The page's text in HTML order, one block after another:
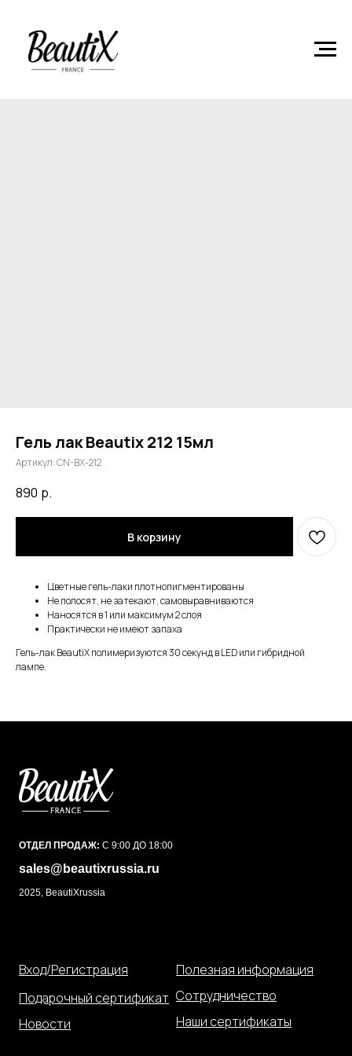
Гель лак Beautix 212 15мл
Артикул:CN-BX-212
890 р.
В корзину
Цветные гель-лаки плотнопигментированы
Не полосят, не затекают, самовыравниваются
Наносятся в 1 или максимум 2 слоя
Практически не имеют запаха
Гель-лак BeautiX полимеризуются 30 секунд в LED или гибридной
лампе.
ОТДЕЛ ПРОДАЖ: С 9:00 ДО 18:00
sales@beautixrussia.ru
2025, BeautiXrussia
Вход/Регистрация
Подарочный сертификат
Новости
Полезная информация
Сотрудничество
Наши сертификаты